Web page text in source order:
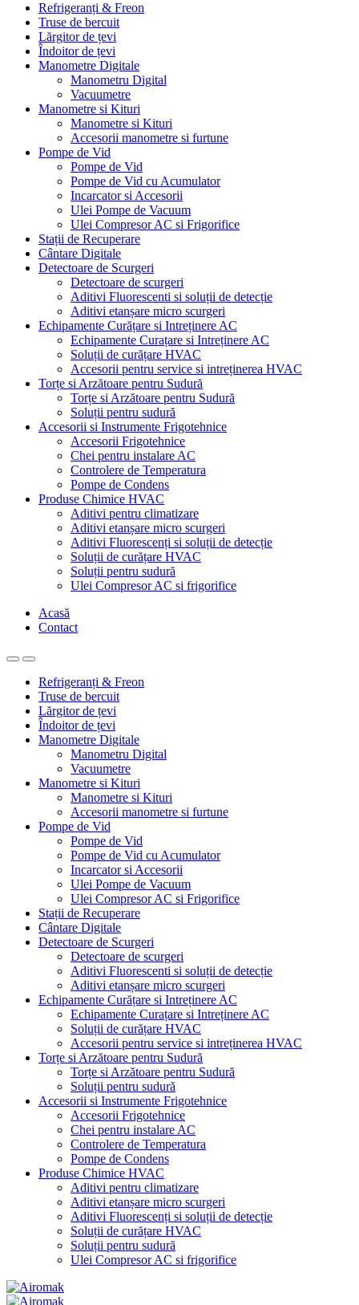
Refrigeranți & Freon
Truse de bercuit
Lărgitor de țevi
Îndoitor de țevi
Manometre Digitale
Manometru Digital
Vacuumetre
Manometre si Kituri
Manometre si Kituri
Accesorii manometre si furtune
Pompe de Vid
Pompe de Vid
Pompe de Vid cu Acumulator
Incarcator si Accesorii
Ulei Pompe de Vacuum
Ulei Compresor AC si Frigorifice
Stații de Recuperare
Cântare Digitale
Detectoare de Scurgeri
Detectoare de scurgeri
Aditivi Fluorescenti si soluții de detecție
Aditivi etanșare micro scurgeri
Echipamente Curățare si Intreținere AC
Echipamente Curațare si Intreținere AC
Soluții de curățare HVAC
Accesorii pentru service si intreținerea HVAC
Torțe si Arzătoare pentru Sudură
Torțe si Arzătoare pentru Sudură
Soluții pentru sudură
Accesorii si Instrumente Frigotehnice
Accesorii Frigotehnice
Chei pentru instalare AC
Controlere de Temperatura
Pompe de Condens
Produse Chimice HVAC
Aditivi pentru climatizare
Aditivi etanșare micro scurgeri
Aditivi Fluorescenți si soluții de detecție
Soluții de curățare HVAC
Soluții pentru sudură
Ulei Compresor AC si frigorifice
Acasă
Contact
Refrigeranți & Freon
Truse de bercuit
Lărgitor de țevi
Îndoitor de țevi
Manometre Digitale
Manometru Digital
Vacuumetre
Manometre si Kituri
Manometre si Kituri
Accesorii manometre si furtune
Pompe de Vid
Pompe de Vid
Pompe de Vid cu Acumulator
Incarcator si Accesorii
Ulei Pompe de Vacuum
Ulei Compresor AC si Frigorifice
Stații de Recuperare
Cântare Digitale
Detectoare de Scurgeri
Detectoare de scurgeri
Aditivi Fluorescenti si soluții de detecție
Aditivi etanșare micro scurgeri
Echipamente Curățare si Intreținere AC
Echipamente Curațare si Intreținere AC
Soluții de curățare HVAC
Accesorii pentru service si intreținerea HVAC
Torțe si Arzătoare pentru Sudură
Torțe si Arzătoare pentru Sudură
Soluții pentru sudură
Accesorii si Instrumente Frigotehnice
Accesorii Frigotehnice
Chei pentru instalare AC
Controlere de Temperatura
Pompe de Condens
Produse Chimice HVAC
Aditivi pentru climatizare
Aditivi etanșare micro scurgeri
Aditivi Fluorescenți si soluții de detecție
Soluții de curățare HVAC
Soluții pentru sudură
Ulei Compresor AC si frigorifice